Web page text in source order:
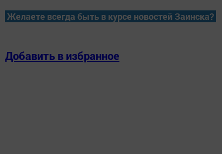
Желаете всегда быть в курсе новостей Заинска?
Добавить в избранное